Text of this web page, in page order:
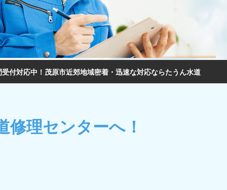
受付対応中！茂原市近郊地域密着・迅速な対応ならたうん水道
理センターへ！